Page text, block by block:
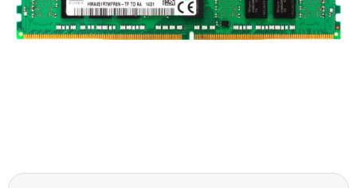
Кулери та системи охолодження
Корпуси